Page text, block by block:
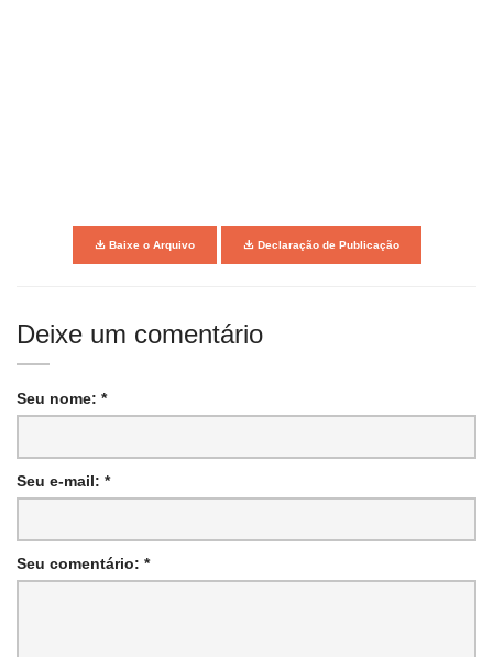
Baixe o Arquivo Declaração de Publicação
Deixe um comentário
Seu nome: *
Seu e-mail: *
Seu comentário: *